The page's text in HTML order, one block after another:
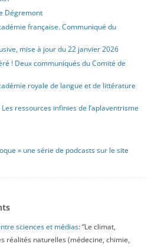
Dégremont
française. Communiqué du
mise à jour du 22 janvier 2026
! Deux communiqués du Comité de
royale de langue et de littérature
ressources infinies de l’aplaventrisme
» une série de podcasts sur le site
sciences et médias: “Le climat,
réalités naturelles (médecine, chimie,